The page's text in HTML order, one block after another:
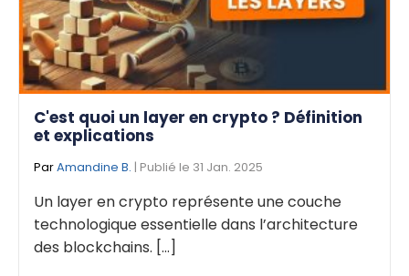
C'est quoi un layer en crypto ? Définition
et explications
ParAmandine B. | Publié le 31 Jan. 2025
Un layer en crypto représente une couche
technologique essentielle dans l’architecture
des blockchains. [...]